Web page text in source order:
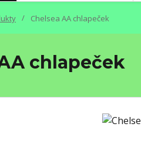
Chelsea AA chlapeček
chlapeček